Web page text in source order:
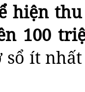
hiện thu
100
ít